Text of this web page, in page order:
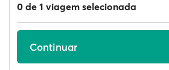
0 de 1 viagem selecionada
Continuar